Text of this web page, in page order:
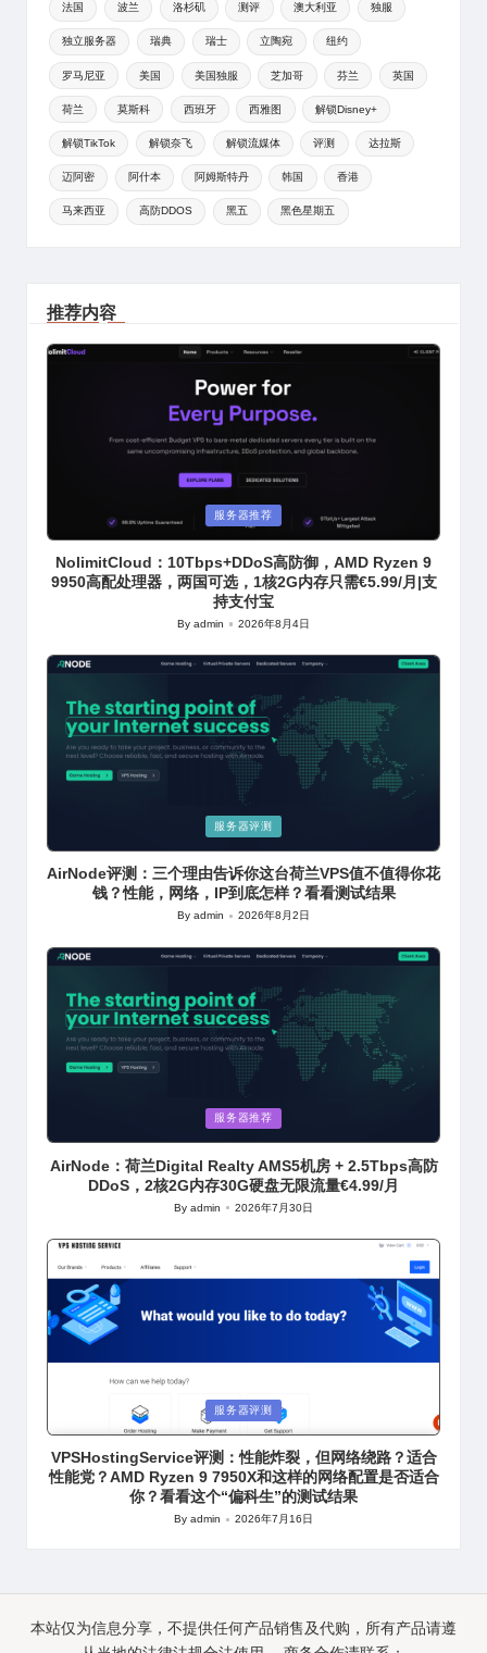
法国 波兰 洛杉矶 测评 澳大利亚 独服
独立服务器 瑞典 瑞士 立陶宛 纽约
罗马尼亚 美国 美国独服 芝加哥 芬兰 英国
荷兰 莫斯科 西班牙 西雅图 解锁Disney+
解锁TikTok 解锁奈飞 解锁流媒体 评测 达拉斯
迈阿密 阿什本 阿姆斯特丹 韩国 香港
马来西亚 高防DDOS 黑五 黑色星期五
推荐内容
Posted
in
服务器推荐
NolimitCloud：10Tbps+DDoS高防御，AMD Ryzen 9
9950高配处理器，两国可选，1核2G内存只需€5.99/月|支
持支付宝
Posted
Byadmin 2026年8月4日
in
服务器评测
AirNode评测：三个理由告诉你这台荷兰VPS值不值得你花
钱？性能，网络，IP到底怎样？看看测试结果
Posted
Byadmin 2026年8月2日
in
服务器推荐
AirNode：荷兰Digital Realty AMS5机房 + 2.5Tbps高防
DDoS，2核2G内存30G硬盘无限流量€4.99/月
Posted
Byadmin 2026年7月30日
in
服务器评测
VPSHostingService评测：性能炸裂，但网络绕路？适合
性能党？AMD Ryzen 9 7950X和这样的网络配置是否适合
你？看看这个“偏科生”的测试结果
Posted
Byadmin 2026年7月16日
本站仅为信息分享，不提供任何产品销售及代购，所有产品请遵